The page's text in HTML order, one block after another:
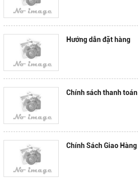
Hướng dẫn đặt hàng
Chính sách thanh toán
Chính Sách Giao Hàng